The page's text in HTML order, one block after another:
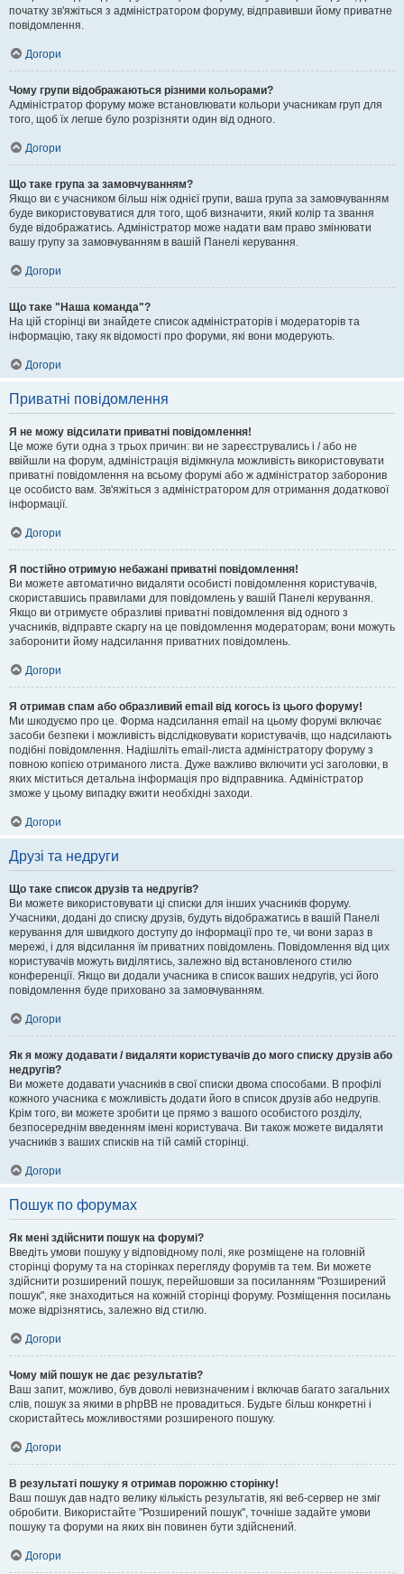
початку зв'яжіться з адміністратором форуму, відправивши йому приватне
повідомлення.
Догори
Чому групи відображаються різними кольорами?
Адміністратор форуму може встановлювати кольори учасникам груп для
того, щоб їх легше було розрізняти один від одного.
Догори
Що таке група за замовчуванням?
Якщо ви є учасником більш ніж однієї групи, ваша група за замовчуванням
буде використовуватися для того, щоб визначити, який колір та звання
буде відображатись. Адміністратор може надати вам право змінювати
вашу групу за замовчуванням в вашій Панелі керування.
Догори
Що таке "Наша команда"?
На цій сторінці ви знайдете список адміністраторів і модераторів та
інформацію, таку як відомості про форуми, які вони модерують.
Догори
Приватні повідомлення
Я не можу відсилати приватні повідомлення!
Це може бути одна з трьох причин: ви не зареєструвались і / або не
ввійшли на форум, адміністрація відімкнула можливість використовувати
приватні повідомлення на всьому форумі або ж адміністратор заборонив
це особисто вам. Зв'яжіться з адміністратором для отримання додаткової
інформації.
Догори
Я постійно отримую небажані приватні повідомлення!
Ви можете автоматично видаляти особисті повідомлення користувачів,
скориставшись правилами для повідомлень у вашій Панелі керування.
Якщо ви отримуєте образливі приватні повідомлення від одного з
учасників, відправте скаргу на це повідомлення модераторам; вони можуть
заборонити йому надсилання приватних повідомлень.
Догори
Я отримав спам або образливий email від когось із цього форуму!
Ми шкодуємо про це. Форма надсилання email на цьому форумі включає
засоби безпеки і можливість відслідковувати користувачів, що надсилають
подібні повідомлення. Надішліть email-листа адміністратору форуму з
повною копією отриманого листа. Дуже важливо включити усі заголовки, в
яких міститься детальна інформація про відправника. Адміністратор
зможе у цьому випадку вжити необхідні заходи.
Догори
Друзі та недруги
Що таке список друзів та недругів?
Ви можете використовувати ці списки для інших учасників форуму.
Учасники, додані до списку друзів, будуть відображатись в вашій Панелі
керування для швидкого доступу до інформації про те, чи вони зараз в
мережі, і для відсилання їм приватних повідомлень. Повідомлення від цих
користувачів можуть виділятись, залежно від встановленого стилю
конференції. Якщо ви додали учасника в список ваших недругів, усі його
повідомлення буде приховано за замовчуванням.
Догори
Як я можу додавати / видаляти користувачів до мого списку друзів або
недругів?
Ви можете додавати учасників в свої списки двома способами. В профілі
кожного учасника є можливість додати його в список друзів або недругів.
Крім того, ви можете зробити це прямо з вашого особистого розділу,
безпосереднім введенням імені користувача. Ви також можете видаляти
учасників з ваших списків на тій самій сторінці.
Догори
Пошук по форумах
Як мені здійснити пошук на форумі?
Введіть умови пошуку у відповідному полі, яке розміщене на головній
сторінці форуму та на сторінках перегляду форумів та тем. Ви можете
здійснити розширений пошук, перейшовши за посиланням "Розширений
пошук", яке знаходиться на кожній сторінці форуму. Розміщення посилань
може відрізнятись, залежно від стилю.
Догори
Чому мій пошук не дає результатів?
Ваш запит, можливо, був доволі невизначеним і включав багато загальних
слів, пошук за якими в phpBB не провадиться. Будьте більш конкретні і
скористайтесь можливостями розширеного пошуку.
Догори
В результаті пошуку я отримав порожню сторінку!
Ваш пошук дав надто велику кількість результатів, які веб-сервер не зміг
обробити. Використайте "Розширений пошук", точніше задайте умови
пошуку та форуми на яких він повинен бути здійснений.
Догори